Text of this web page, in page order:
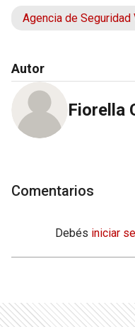
Agencia de Seguridad
Autor
Fiorella
Comentarios
Debés iniciar